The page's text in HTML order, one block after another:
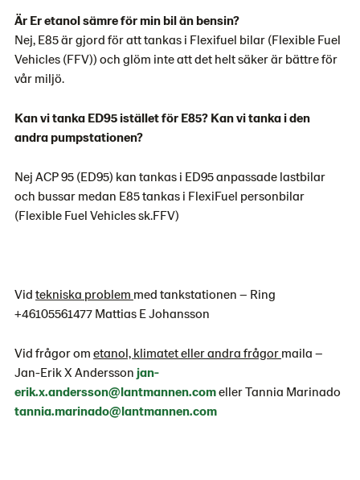
Är Er etanol sämre för min bil än bensin?
Nej, E85 är gjord för att tankas i Flexifuel bilar (Flexible Fuel
Vehicles (FFV)) och glöm inte att det helt säker är bättre för
vår miljö.
Kan vi tanka ED95 istället för E85? Kan vi tanka i den
andra pumpstationen?
Nej ACP 95 (ED95) kan tankas i ED95 anpassade lastbilar
och bussar medan E85 tankas i FlexiFuel personbilar
(Flexible Fuel Vehicles sk.FFV)
Vid tekniska problem med tankstationen – Ring
+46105561477 Mattias E Johansson
Vid frågor om etanol, klimatet eller andra frågor maila –
Jan-Erik X Andersson jan-
erik.x.andersson@lantmannen.comeller Tannia Marinado
tannia.marinado@lantmannen.com